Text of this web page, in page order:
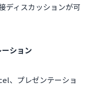
ディスカッションが可
ション
、プレゼンテーショ